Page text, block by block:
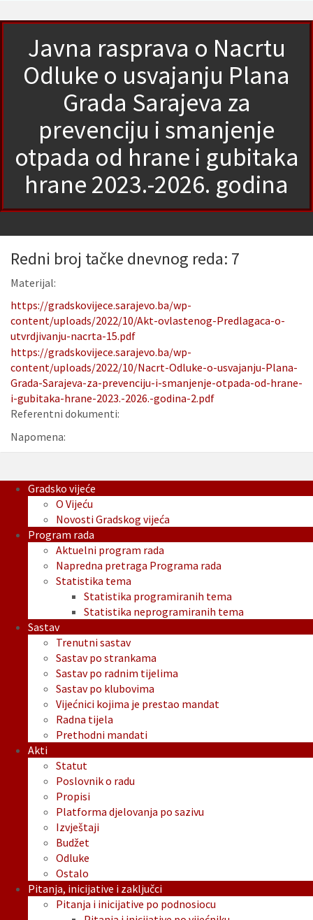
Javna rasprava o Nacrtu
Odluke o usvajanju Plana
Grada Sarajeva za
prevenciju i smanjenje
otpada od hrane i gubitaka
hrane 2023.-2026. godina
Redni broj tačke dnevnog reda: 7
Materijal:
https://gradskovijece.sarajevo.ba/wp-
content/uploads/2022/10/Akt-ovlastenog-Predlagaca-o-
utvrdjivanju-nacrta-15.pdf
https://gradskovijece.sarajevo.ba/wp-
content/uploads/2022/10/Nacrt-Odluke-o-usvajanju-Plana-
Grada-Sarajeva-za-prevenciju-i-smanjenje-otpada-od-hrane-
i-gubitaka-hrane-2023.-2026.-godina-2.pdf
Referentni dokumenti:
Napomena:
Gradsko vijeće
O Vijeću
Novosti Gradskog vijeća
Program rada
Aktuelni program rada
Napredna pretraga Programa rada
Statistika tema
Statistika programiranih tema
Statistika neprogramiranih tema
Sastav
Trenutni sastav
Sastav po strankama
Sastav po radnim tijelima
Sastav po klubovima
Vijećnici kojima je prestao mandat
Radna tijela
Prethodni mandati
Akti
Statut
Poslovnik o radu
Propisi
Platforma djelovanja po sazivu
Izvještaji
Budžet
Odluke
Ostalo
Pitanja, inicijative i zaključci
Pitanja i inicijative po podnosiocu